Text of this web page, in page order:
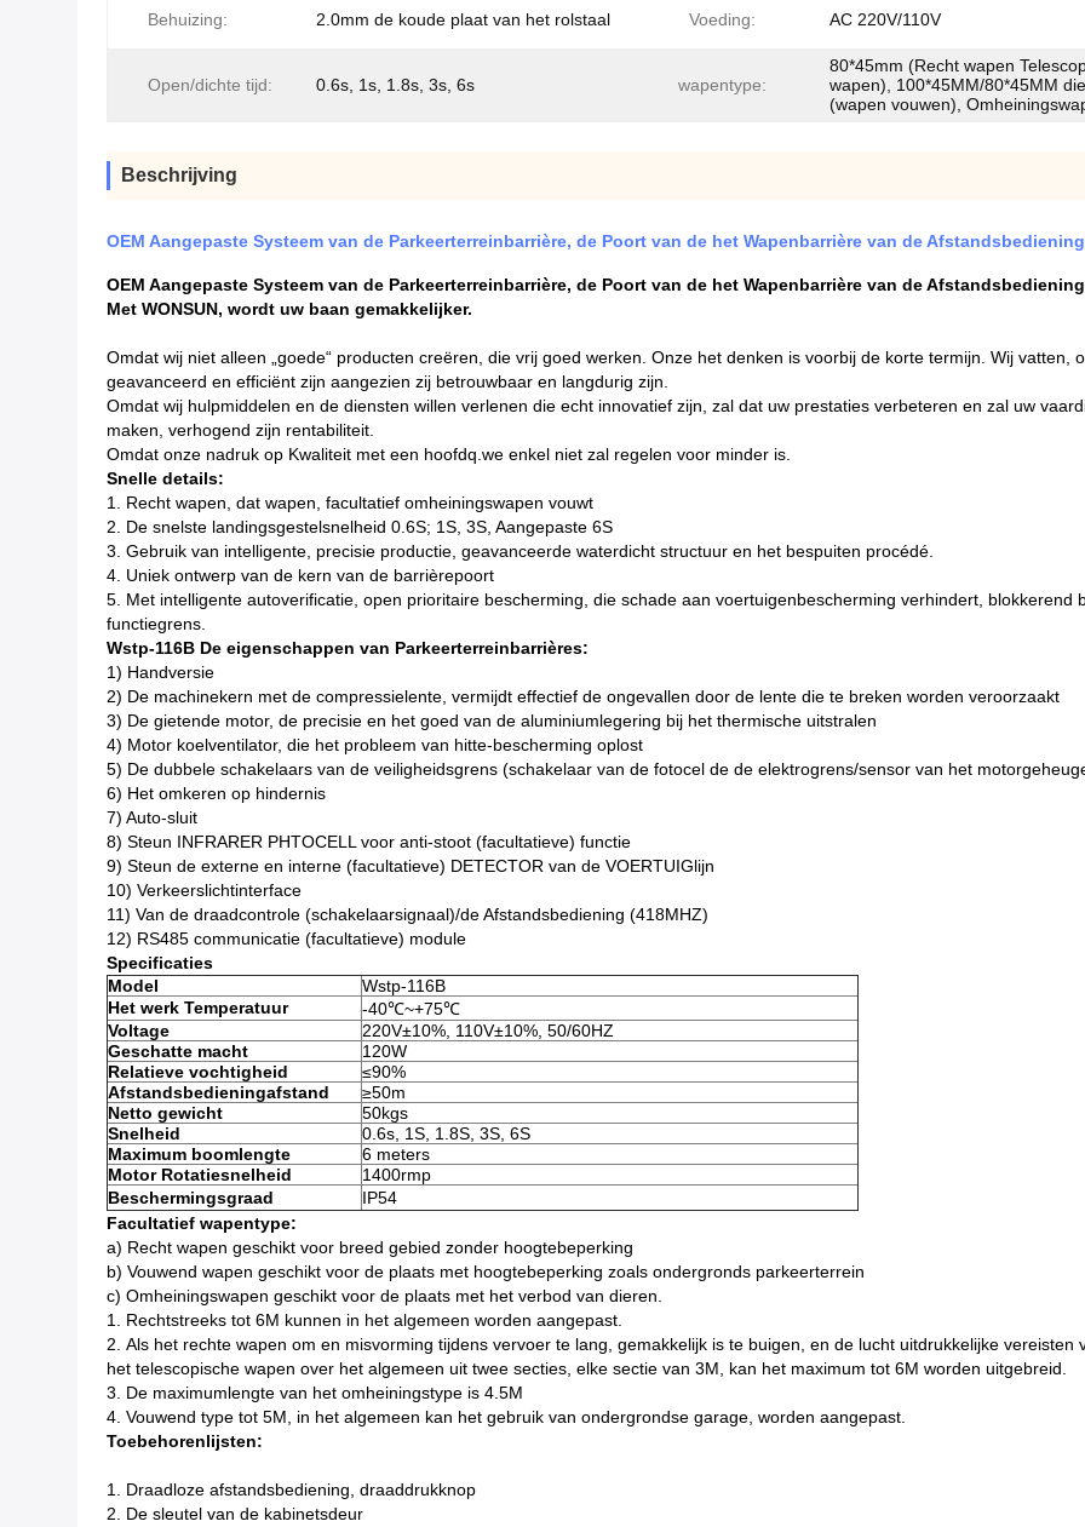
Behuizing: 2.0mm de koude plaat van het rolstaal Voeding: AC 220V/110V
Open/dichte tijd: 0.6s, 1s, 1.8s, 3s, 6s wapentype:
80*45mm (Recht wapen
wapen), 100*45MM/80*45MM die
(wapen vouwen),
Beschrijving
OEM Aangepaste Systeem van de Parkeerterreinbarrière, de Poort van de het Wapenbarrière van de
OEM Aangepaste Systeem van de Parkeerterreinbarrière, de Poort van de het Wapenbarrière van de
Met WONSUN, wordt uw baan gemakkelijker.
Omdat wij niet alleen „goede“ producten creëren, die vrij goed werken. Onze het denken is voorbij de korte termijn. Wij
geavanceerd en efficiënt zijn aangezien zij betrouwbaar en langdurig zijn.
Omdat wij hulpmiddelen en de diensten willen verlenen die echt innovatief zijn, zal dat uw prestaties verbeteren en zal uw
maken, verhogend zijn rentabiliteit.
Omdat onze nadruk op Kwaliteit met een hoofdq.we enkel niet zal regelen voor minder is.
Snelle details:
1. Recht wapen, dat wapen, facultatief omheiningswapen vouwt
2. De snelste landingsgestelsnelheid 0.6S; 1S, 3S, Aangepaste 6S
3. Gebruik van intelligente, precisie productie, geavanceerde waterdicht structuur en het bespuiten procédé.
4. Uniek ontwerp van de kern van de barrièrepoort
5. Met intelligente autoverificatie, open prioritaire bescherming, die schade aan voertuigenbescherming verhindert, blokkerend
functiegrens.
Wstp-116B De eigenschappen van Parkeerterreinbarrières:
1) Handversie
2) De machinekern met de compressielente, vermijdt effectief de ongevallen door de lente die te breken worden veroorzaakt
3) De gietende motor, de precisie en het goed van de aluminiumlegering bij het thermische uitstralen
4) Motor koelventilator, die het probleem van hitte-bescherming oplost
5) De dubbele schakelaars van de veiligheidsgrens (schakelaar van de fotocel de de elektrogrens/sensor van het
6) Het omkeren op hindernis
7) Auto-sluit
8) Steun INFRARER PHTOCELL voor anti-stoot (facultatieve) functie
9) Steun de externe en interne (facultatieve) DETECTOR van de VOERTUIGlijn
10) Verkeerslichtinterface
11) Van de draadcontrole (schakelaarsignaal)/de Afstandsbediening (418MHZ)
12) RS485 communicatie (facultatieve) module
Specificaties
Model
Wstp-116B
Het werk Temperatuur
-40℃~+75℃
Voltage
220V±10%, 110V±10%, 50/60HZ
Geschatte macht
120W
Relatieve vochtigheid
≤90%
Afstandsbedieningafstand
≥50m
Netto gewicht
50kgs
Snelheid
0.6s, 1S, 1.8S, 3S, 6S
Maximum boomlengte
6 meters
Motor Rotatiesnelheid
1400rmp
Beschermingsgraad
IP54
Facultatief wapentype:
a) Recht wapen geschikt voor breed gebied zonder hoogtebeperking
b) Vouwend wapen geschikt voor de plaats met hoogtebeperking zoals ondergronds parkeerterrein
c) Omheiningswapen geschikt voor de plaats met het verbod van dieren.
1. Rechtstreeks tot 6M kunnen in het algemeen worden aangepast.
2. Als het rechte wapen om en misvorming tijdens vervoer te lang, gemakkelijk is te buigen, en de lucht uitdrukkelijke
het telescopische wapen over het algemeen uit twee secties, elke sectie van 3M, kan het maximum tot 6M worden uitgebreid.
3. De maximumlengte van het omheiningstype is 4.5M
4. Vouwend type tot 5M, in het algemeen kan het gebruik van ondergrondse garage, worden aangepast.
Toebehorenlijsten:
1. Draadloze afstandsbediening, draaddrukknop
2. De sleutel van de kabinetsdeur